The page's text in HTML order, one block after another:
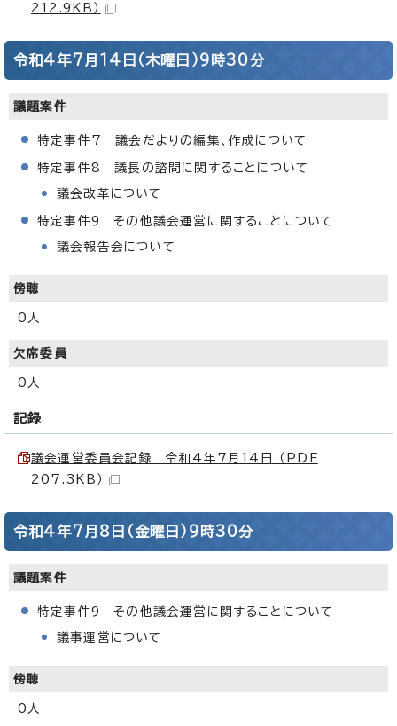
212.9KB）
令和4年7月14日（木曜日）9時30分
議題案件
特定事件7 議会だよりの編集、作成について
特定事件8 議長の諮問に関することについて
議会改革について
特定事件9 その他議会運営に関することについて
議会報告会について
傍聴
0人
欠席委員
0人
記録
議会運営委員会記録 令和4年7月14日 （PDF
207.3KB）
令和4年7月8日（金曜日）9時30分
議題案件
特定事件9 その他議会運営に関することについて
議事運営について
傍聴
0人